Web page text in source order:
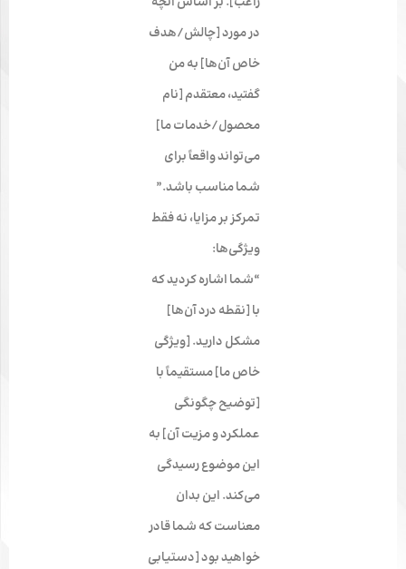
در مورد [چالش/هدف
خاص آن‌ها] به من
گفتید، معتقدم [نام
محصول/خدمات ما]
می‌تواند واقعاً برای
شما مناسب باشد.”
تمرکز بر مزایا، نه فقط
ویژگی‌ها:
“شما اشاره کردید که
با [نقطه درد آن‌ها]
مشکل دارید. [ویژگی
خاص ما] مستقیماً با
[توضیح چگونگی
عملکرد و مزیت آن] به
این موضوع رسیدگی
می‌کند. این بدان
معناست که شما قادر
خواهید بود [دستیابی